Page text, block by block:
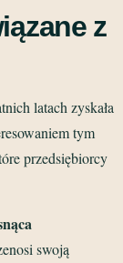
z
latach zyskała
tym
przedsiębiorcy
swoją